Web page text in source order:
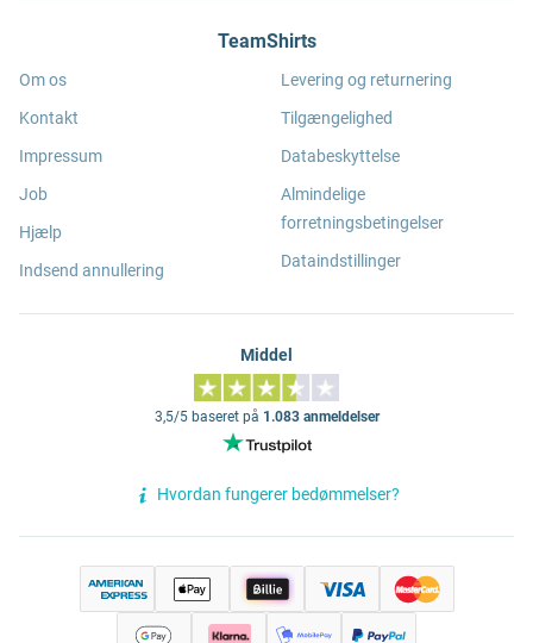
TeamShirts
Om os
Kontakt
Impressum
Job
Hjælp
Indsend annullering
Levering og returnering
Tilgængelighed
Databeskyttelse
Almindelige
forretningsbetingelser
Dataindstillinger
Middel
3,5/5 baseret på 1.083 anmeldelser
Hvordan fungerer bedømmelser?